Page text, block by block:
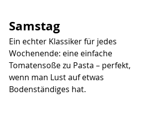
Samstag
Ein echter Klassiker für jedes
Wochenende: eine einfache
Tomatensoße zu Pasta – perfekt,
wenn man Lust auf etwas
Bodenständiges hat.